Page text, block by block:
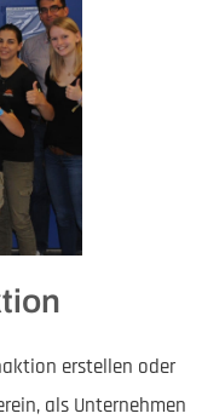
erstellen oder
als Unternehmen